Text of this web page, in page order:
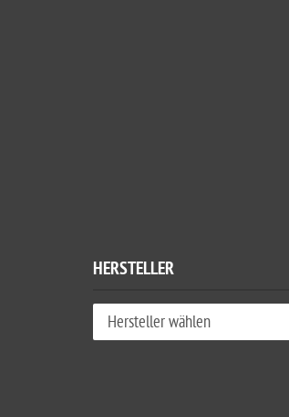
HERSTELLER